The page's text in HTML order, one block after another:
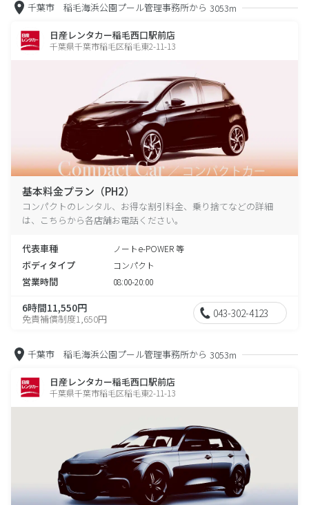
千葉市 稲毛海浜公園プール管理事務所から 3053m
日産レンタカー稲毛西口駅前店
千葉県千葉市稲毛区稲毛東2-11-13
基本料金プラン（PH2）
コンパクトのレンタル、お得な割引料金、乗り捨てなどの詳細
は、こちらから各店舗お電話ください。
代表車種 ノートe-POWER 等
ボディタイプ コンパクト
営業時間 08:00-20:00
6時間11,550円
免責補償制度1,650円 043-302-4123
千葉市 稲毛海浜公園プール管理事務所から 3053m
日産レンタカー稲毛西口駅前店
千葉県千葉市稲毛区稲毛東2-11-13